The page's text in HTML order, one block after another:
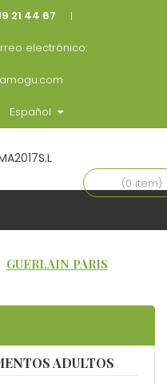
21 44 67
electrónico:
Español
(0 item)
GUERLAIN PARIS
ADULTOS